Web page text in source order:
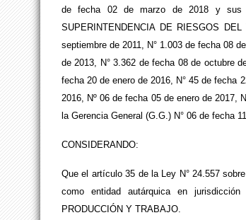
de fecha 02 de marzo de 2018 y sus
SUPERINTENDENCIA DE RIESGOS
septiembre de 2011, N° 1.003 de fecha 08
de 2013, N° 3.362 de fecha 08 de octubre
fecha 20 de enero de 2016, N° 45 de fecha
2016, Nº 06 de fecha 05 de enero de 2017,
la Gerencia General (G.G.) N° 06 de fecha
CONSIDERANDO:
Que el artículo 35 de la Ley N° 24.557
como entidad autárquica en
PRODUCCIÓN Y TRABAJO.